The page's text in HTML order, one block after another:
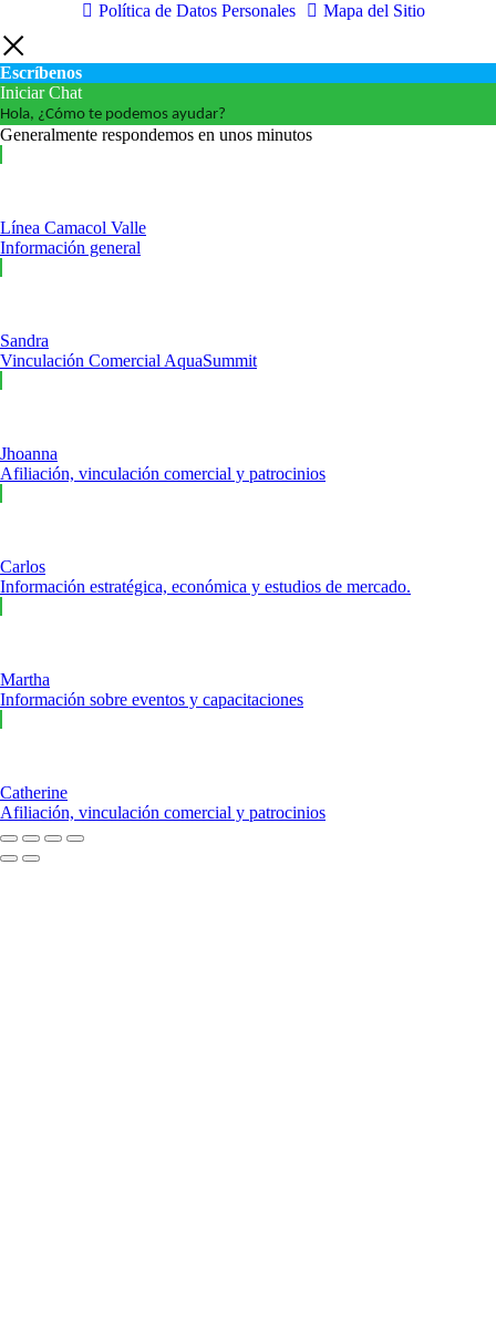
Política de Datos Personales Mapa del Sitio
Escríbenos
Iniciar Chat
Hola, ¿Cómo te podemos ayudar?
Generalmente respondemos en unos minutos
Línea Camacol Valle
Información general
Sandra
Vinculación Comercial AquaSummit
Jhoanna
Afiliación, vinculación comercial y patrocinios
Carlos
Información estratégica, económica y estudios de mercado.
Martha
Información sobre eventos y capacitaciones
Catherine
Afiliación, vinculación comercial y patrocinios